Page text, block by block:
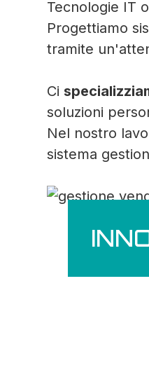
Tecnologie IT
Progettiamo
tramite
Ci
soluzioni
Nel nostro
sistema